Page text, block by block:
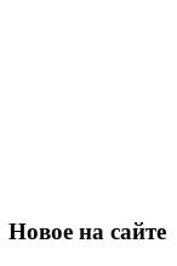
Новое на сайте